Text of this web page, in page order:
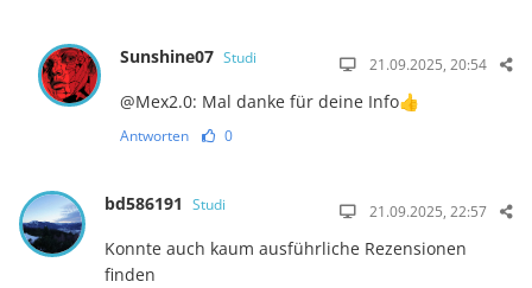
Sunshine07 Studi 21.09.2025, 20:54
@Mex2.0: Mal danke für deine Info👍
Antworten 0
bd586191 Studi 21.09.2025, 22:57
Konnte auch kaum ausführliche Rezensionen
finden